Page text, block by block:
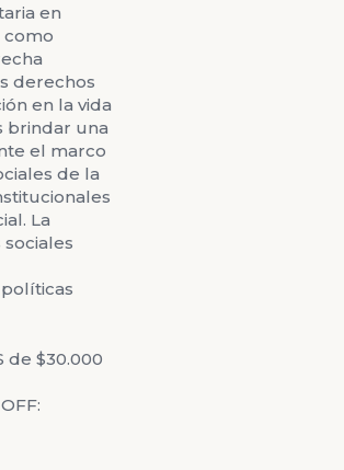
en
como
derechos
en la vida
brindar una
el marco
de la
La
de $30.000